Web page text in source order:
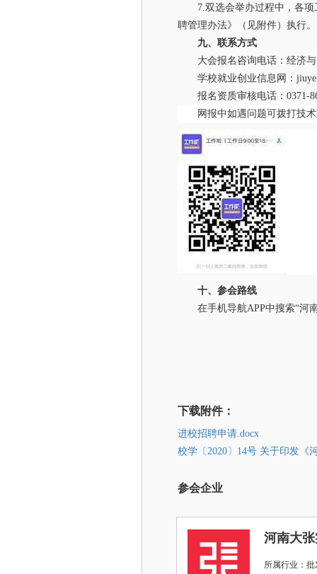
7.双选会举办过程中，各
聘管理办法》（见附件）执行。
九、联系方式
大会报名咨询电话：经济
学校就业创业信息网：
报名资质审核电话：0371-
网报中如遇问题可拨打技术
十、参会路线
在手机导航APP中搜索“河
下载附件：
进校招聘申请.docx
校学〔2020〕14号 关于印发《
参会企业
河南大
所属行业：批